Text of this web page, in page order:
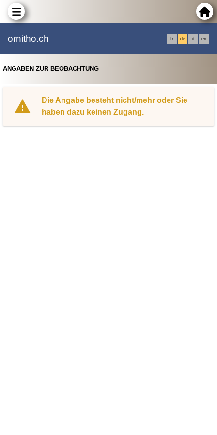
ornitho.ch fr de it en
ANGABEN ZUR BEOBACHTUNG
Die Angabe besteht nicht/mehr oder Sie
haben dazu keinen Zugang.